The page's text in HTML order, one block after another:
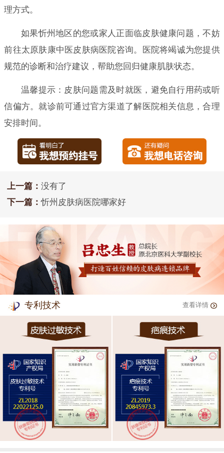
理方式。
如果忻州地区的您或家人正面临皮肤健康问题，不妨
前往太原肤康中医皮肤病医院咨询。医院将竭诚为您提供
规范的诊断和治疗建议，帮助您回归健康肌肤状态。
温馨提示：皮肤问题需及时就医，避免自行用药或听
信偏方。就诊前可通过官方渠道了解医院相关信息，合理
安排时间。
上一篇： 没有了
下一篇：忻州皮肤病医院哪家好
专利技术 查看详情